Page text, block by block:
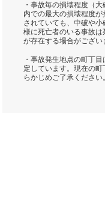
・事故毎の損壊程度（
内での最大の損壊程度
されていても、中破や
様に死亡者のいる事故
が存在する場合がござい
・事故発生地点の町丁
定しています。現在の
らかじめご了承ください。